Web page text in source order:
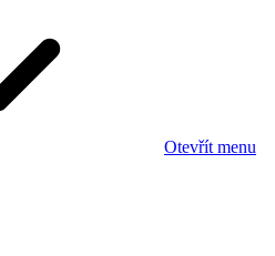
Otevřít menu